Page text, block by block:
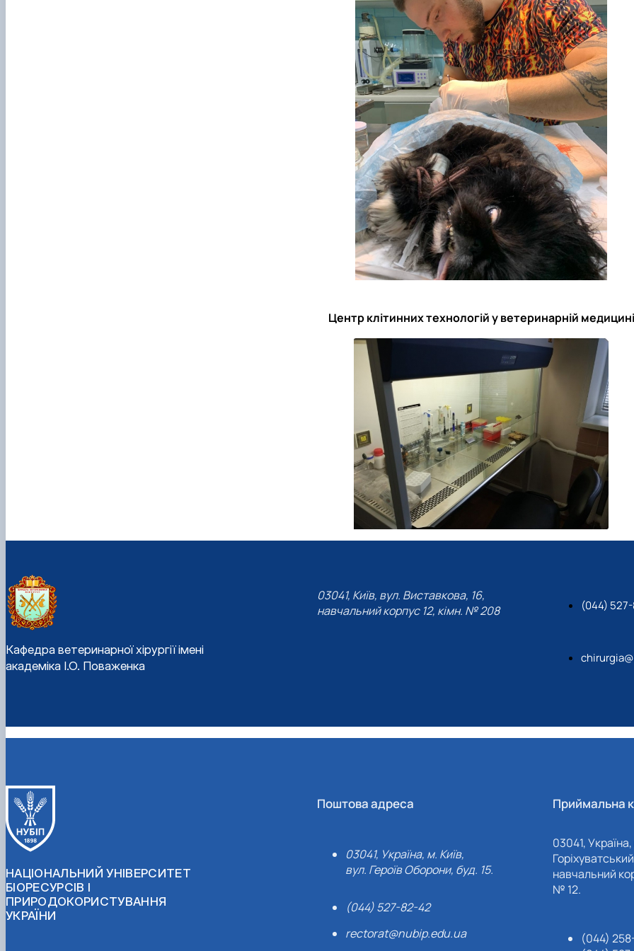
Центр клітинних технологій у ветеринарній медицині
Кафедра ветеринарної хірургії імені
академіка І.О. Поваженка
03041, Київ, вул. Виставкова, 16,
навчальний корпус 12, кімн. № 208
(044)
НАЦІОНАЛЬНИЙ УНІВЕРСИТЕТ
БІОРЕСУРСІВ І
ПРИРОДОКОРИСТУВАННЯ
УКРАЇНИ
Поштова адреса
03041, Україна, м. Київ,
вул. Героїв Оборони, буд. 15.
(044) 527-82-42
rectorat@nubip.edu.ua
Приймальна
03041,
навчальний
№ 12.
(044)